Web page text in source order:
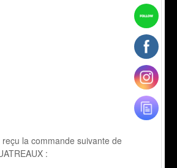
reçu la commande suivante de
: